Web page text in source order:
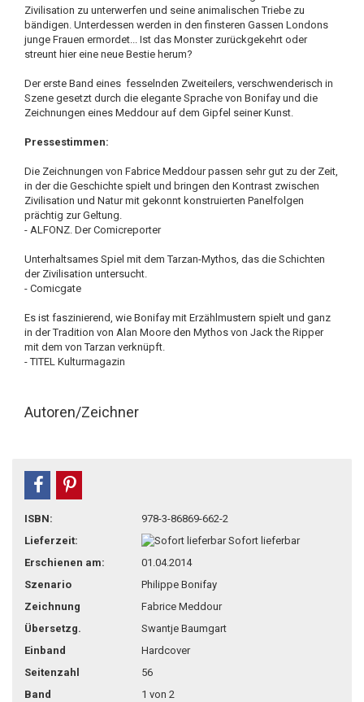
Zivilisation zu unterwerfen und seine animalischen Triebe zu
bändigen. Unterdessen werden in den finsteren Gassen Londons
junge Frauen ermordet... Ist das Monster zurückgekehrt oder
streunt hier eine neue Bestie herum?
Der erste Band eines fesselnden Zweiteilers, verschwenderisch in
Szene gesetzt durch die elegante Sprache von Bonifay und die
Zeichnungen eines Meddour auf dem Gipfel seiner Kunst.
Pressestimmen:
Die Zeichnungen von Fabrice Meddour passen sehr gut zu der Zeit,
in der die Geschichte spielt und bringen den Kontrast zwischen
Zivilisation und Natur mit gekonnt konstruierten Panelfolgen
prächtig zur Geltung.
- ALFONZ. Der Comicreporter
Unterhaltsames Spiel mit dem Tarzan-Mythos, das die Schichten
der Zivilisation untersucht.
- Comicgate
Es ist faszinierend, wie Bonifay mit Erzählmustern spielt und ganz
in der Tradition von Alan Moore den Mythos von Jack the Ripper
mit dem von Tarzan verknüpft.
- TITEL Kulturmagazin
Autoren/Zeichner
teilen
ISBN:
978-3-86869-662-2
Lieferzeit:
Sofort lieferbar
Erschienen am:
01.04.2014
Szenario
Philippe Bonifay
Zeichnung
Fabrice Meddour
Übersetzg.
Swantje Baumgart
Einband
Hardcover
Seitenzahl
56
Band
1 von 2